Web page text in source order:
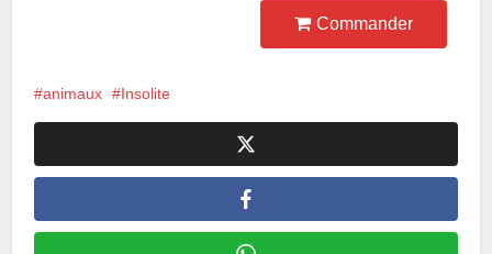
Commander
animaux Insolite